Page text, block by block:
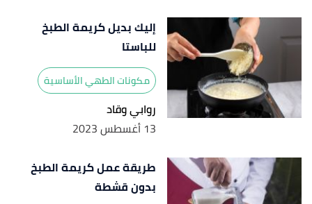
إليك بديل كريمة الطبخ
للباستا
مكونات الطهي الأساسية
روابي وقاد
13 أغسطس 2023
طريقة عمل كريمة الطبخ
بدون قشطة